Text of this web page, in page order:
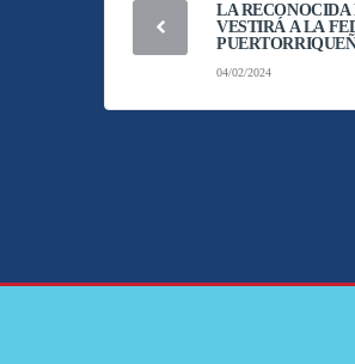
LA
VESTIRÁ A LA
04/02/2024